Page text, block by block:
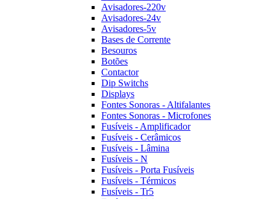
Avisadores-220v
Avisadores-24v
Avisadores-5v
Bases de Corrente
Besouros
Botões
Contactor
Dip Switchs
Displays
Fontes Sonoras - Altifalantes
Fontes Sonoras - Microfones
Fusíveis - Amplificador
Fusíveis - Cerâmicos
Fusíveis - Lâmina
Fusíveis - N
Fusíveis - Porta Fusíveis
Fusíveis - Térmicos
Fusíveis - Tr5